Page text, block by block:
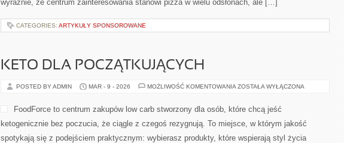
wyraźnie, że centrum zainteresowania stanowi pizza w wielu odsłonach, ale […]
CATEGORIES: ARTYKUŁY SPONSOROWANE
KETO DLA POCZĄTKUJĄCYCH
POSTED BY ADMIN MAR - 9 - 2026 MOŻLIWOŚĆ KOMENTOWANIA KETO
ZOSTAŁA WYŁĄCZONA
FoodForce to centrum zakupów low carb stworzony dla osób, które chcą jeść
ketogenicznie bez poczucia, że ciągle z czegoś rezygnują. To miejsce, w którym jakość
spotykają się z podejściem praktycznym: wybierasz produkty, które wspierają styl życia